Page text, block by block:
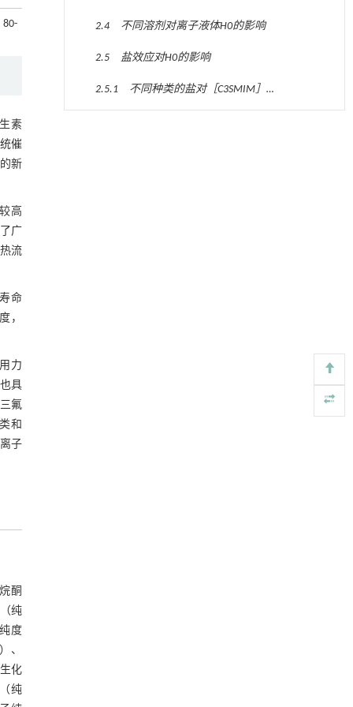
80-
素
催
新
高
广
流
命
，
力
具
氟
和
子
酮
纯
度
、
化
纯
N⁃cyclohexyl⁃2⁃pyrrolidone and
N⁃octylpyrrolidone ionic liquids(C)
2.4 不同溶剂对离子液体H0的影响
2.5 盐效应对H0的影响
2.5.1 不同种类的盐对［C3SMIM］
［MSA］ H0的影响规律